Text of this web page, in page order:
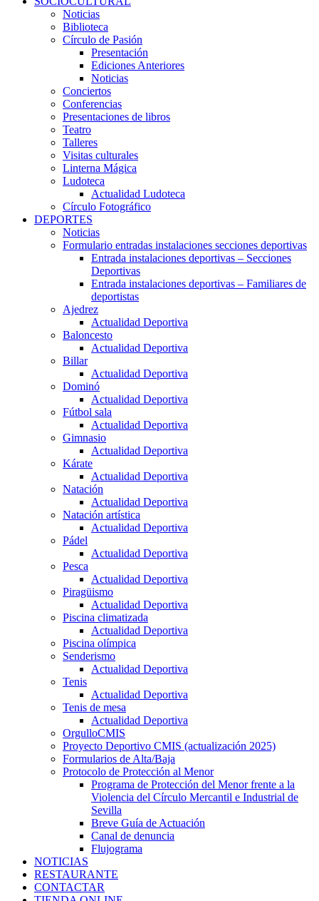
Noticias
Biblioteca
Círculo de Pasión
Presentación
Ediciones Anteriores
Noticias
Conciertos
Conferencias
Presentaciones de libros
Teatro
Talleres
Visitas culturales
Linterna Mágica
Ludoteca
Actualidad Ludoteca
Círculo Fotográfico
DEPORTES
Noticias
Formulario entradas instalaciones secciones deportivas
Entrada instalaciones deportivas – Secciones
Deportivas
Entrada instalaciones deportivas – Familiares de
deportistas
Ajedrez
Actualidad Deportiva
Baloncesto
Actualidad Deportiva
Billar
Actualidad Deportiva
Dominó
Actualidad Deportiva
Fútbol sala
Actualidad Deportiva
Gimnasio
Actualidad Deportiva
Kárate
Actualidad Deportiva
Natación
Actualidad Deportiva
Natación artística
Actualidad Deportiva
Pádel
Actualidad Deportiva
Pesca
Actualidad Deportiva
Piragüismo
Actualidad Deportiva
Piscina climatizada
Actualidad Deportiva
Piscina olímpica
Senderismo
Actualidad Deportiva
Tenis
Actualidad Deportiva
Tenis de mesa
Actualidad Deportiva
OrgulloCMIS
Proyecto Deportivo CMIS (actualización 2025)
Formularios de Alta/Baja
Protocolo de Protección al Menor
Programa de Protección del Menor frente a la
Violencia del Círculo Mercantil e Industrial de
Sevilla
Breve Guía de Actuación
Canal de denuncia
Flujograma
NOTICIAS
RESTAURANTE
CONTACTAR